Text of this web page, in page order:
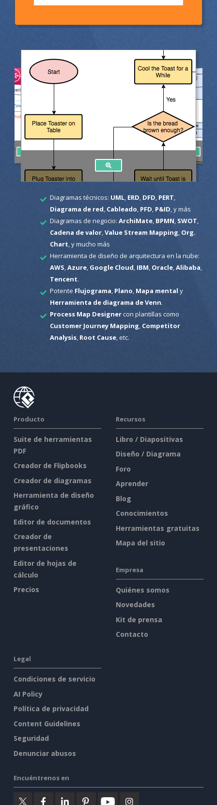
Diagramas técnicos: UML, ERD DFD PERT
Diagrama de red Cableado PFD P&ID , y más
Diagramas de negocio: ArchiMate, BPMN SWOT
Cadena de valor, Value Stream Mapping Org.
Chart , y mucho más
Herramienta de diseño de arquitectura en la nube:
AWS Azure, Google Cloud IBM Oracle, Alibaba
Tencent.
Potente Flujograma Plano Mapa mental y
Herramienta de diagrama de Venn.
Process Map Designercon plantillas como
Customer Journey Mapping Competitor
Analysis, Root Cause, etc.
Producto
Suite de herramientas
PDF
Creador de Flipbooks
Creador de diagramas
Herramienta de diseño
gráfico
Editor de documentos
Creador de
presentaciones
Editor de hojas de
cálculo
Precios
Recursos
Libro / Diapositivas
Diseño / Diagrama
Foro
Aprender
Blog
Conocimientos
Herramientas gratuitas
Mapa del sitio
Empresa
Quiénes somos
Novedades
Kit de prensa
Contacto
Legal
Condiciones de servicio
AI Policy
Política de privacidad
Content Guidelines
Seguridad
Denunciar abusos
Encuéntrenos en